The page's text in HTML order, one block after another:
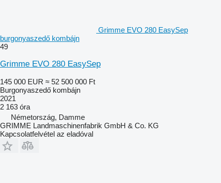
Grimme EVO 280 EasySep
burgonyaszedő kombájn
49
Grimme EVO 280 EasySep
145 000 EUR ≈ 52 500 000 Ft
Burgonyaszedő kombájn
2021
2 163 óra
Németország, Damme
GRIMME Landmaschinenfabrik GmbH & Co. KG
Kapcsolatfelvétel az eladóval